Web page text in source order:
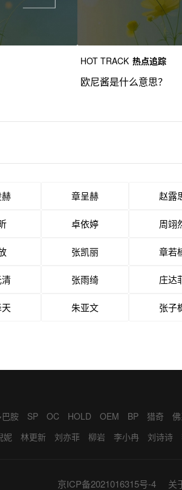
HOT TRACK 热点追踪
欧尼酱是什么意思？
章呈赫 赵露
卓依婷 周翊
张凯丽 章若
张雨绮 庄达
朱亚文 张子
巴胺 SP OC HOLD OEM BP 猎奇
FLAG 掮客 K9 抓马 IP 梦女
妮 林更新 刘亦菲 柳岩 李小冉 刘诗诗
京ICP备2021016315号-4 关